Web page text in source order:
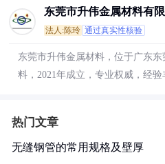
东莞市升伟金属材料有限
法人:陈玲 通过真实性核验
东莞市升伟金属材料，位于广东
料，2021年成立，专业权威，经验
热门文章
无缝钢管的常用规格及壁厚